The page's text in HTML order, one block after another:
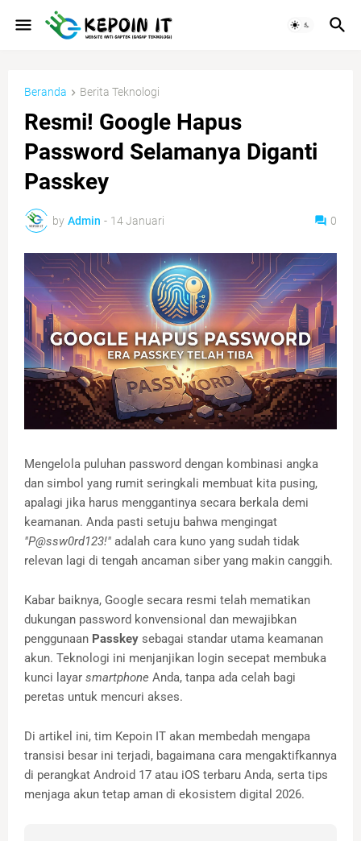
Beranda Berita Teknologi
Resmi! Google Hapus
Password Selamanya Diganti
Passkey
by Admin - 14 Januari 0
Mengelola puluhan password dengan kombinasi angka
dan simbol yang rumit seringkali membuat kita pusing,
apalagi jika harus menggantinya secara berkala demi
keamanan. Anda pasti setuju bahwa mengingat
"P@ssw0rd123!" adalah cara kuno yang sudah tidak
relevan lagi di tengah ancaman siber yang makin canggih.
Kabar baiknya, Google secara resmi telah mematikan
dukungan password konvensional dan mewajibkan
penggunaan Passkey sebagai standar utama keamanan
akun. Teknologi ini menjanjikan login secepat membuka
kunci layar smartphone Anda, tanpa ada celah bagi
peretas untuk mencuri akses.
Di artikel ini, tim Kepoin IT akan membedah mengapa
transisi besar ini terjadi, bagaimana cara mengaktifkannya
di perangkat Android 17 atau iOS terbaru Anda, serta tips
menjaga akun tetap aman di ekosistem digital 2026.